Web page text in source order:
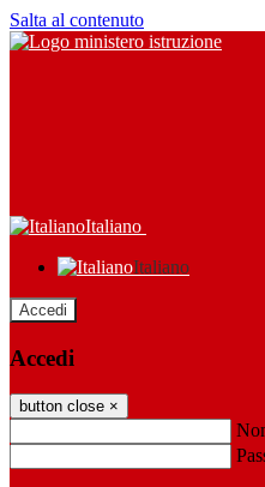
Salta al contenuto
Italiano
Italiano
Accedi
Accedi
button close ×